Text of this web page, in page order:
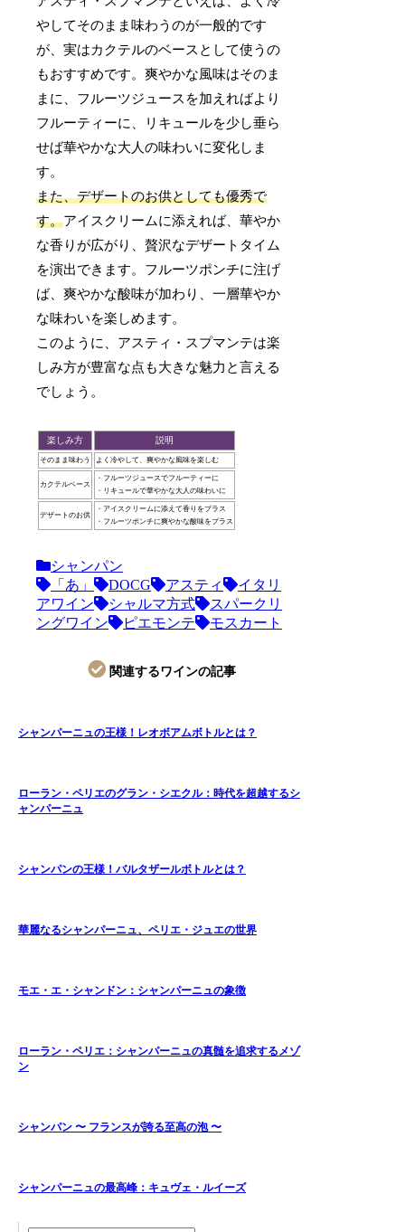
やしてそのまま味わうのが一般的です
が、実はカクテルのベースとして使うの
もおすすめです。爽やかな風味はそのま
まに、フルーツジュースを加えればより
フルーティーに、リキュールを少し垂ら
せば華やかな大人の味わいに変化しま
す。
また、デザートのお供としても優秀で
す。アイスクリームに添えれば、華やか
な香りが広がり、贅沢なデザートタイム
を演出できます。フルーツポンチに注げ
ば、爽やかな酸味が加わり、一層華やか
な味わいを楽しめます。
このように、アスティ・スプマンテは楽
しみ方が豊富な点も大きな魅力と言える
でしょう。
楽しみ方 説明
そのまま味わう よく冷やして、爽やかな風味を楽しむ
カクテルベース
・フルーツジュースでフルーティーに
・リキュールで華やかな大人の味わいに
デザートのお供
・アイスクリームに添えて香りをプラス
・フルーツポンチに爽やかな酸味をプラス
シャンパン
「あ」
DOCG アスティ
イタリ
アワイン
シャルマ方式
スパークリ
ングワイン
ピエモンテ モスカート
関連するワインの記事
シャンパーニュの王様！レオボアムボトルとは？
ローラン・ペリエのグラン・シエクル：時代を超越するシ
ャンパーニュ
シャンパンの王様！バルタザールボトルとは？
華麗なるシャンパーニュ、ペリエ・ジュエの世界
モエ・エ・シャンドン：シャンパーニュの象徴
ローラン・ペリエ：シャンパーニュの真髄を追求するメゾ
ン
シャンパン 〜 フランスが誇る至高の泡 〜
シャンパーニュの最高峰：キュヴェ・ルイーズ